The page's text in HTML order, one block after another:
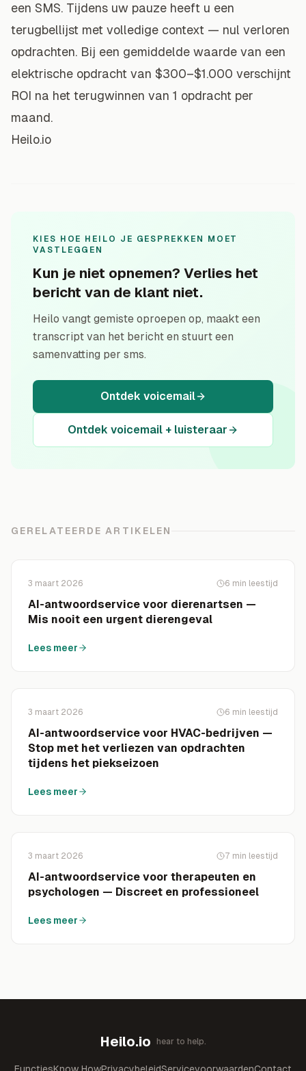
een SMS. Tijdens uw pauze heeft u een
terugbellijst met volledige context — nul verloren
opdrachten. Bij een gemiddelde waarde van een
elektrische opdracht van $300–$1.000 verschijnt
ROI na het terugwinnen van 1 opdracht per
maand.
Heilo.io
KIES HOE HEILO JE GESPREKKEN MOET
VASTLEGGEN
Kun je niet opnemen? Verlies het
bericht van de klant niet.
Heilo vangt gemiste oproepen op, maakt een
transcript van het bericht en stuurt een
samenvatting per sms.
Ontdek voicemail
Ontdek voicemail + luisteraar
GERELATEERDE ARTIKELEN
3 maart 2026 6 min leestijd
AI-antwoordservice voor dierenartsen —
Mis nooit een urgent dierengeval
Lees meer
3 maart 2026 6 min leestijd
AI-antwoordservice voor HVAC-bedrijven —
Stop met het verliezen van opdrachten
tijdens het piekseizoen
Lees meer
3 maart 2026 7 min leestijd
AI-antwoordservice voor therapeuten en
psychologen — Discreet en professioneel
Lees meer
Heilo.io hear to help.